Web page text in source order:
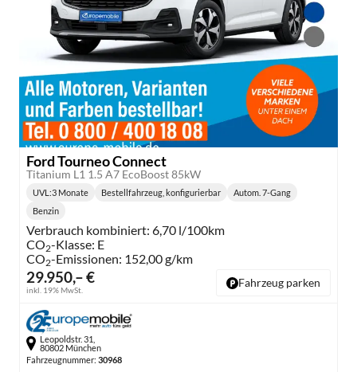
Ford Tourneo Connect
Titanium L1 1.5 A7 EcoBoost 85kW
29.950,– €
inkl. 19% MwSt.
UVL :3 Monate Bestellfahrzeug, konfigurierbar
Getriebe:
Autom. 7-Gang
Benzin
Verbrauch kombiniert: 6,70 l/100km
CO2-Klasse: E
CO2-Emissionen: 152,00 g/km
Fahrzeug parken
Leopoldstr. 31,
80802 München
Fahrzeugnummer: 30968